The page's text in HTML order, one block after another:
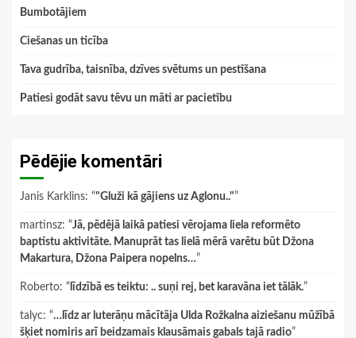
Bumbotājiem
Ciešanas un ticība
Tava gudrība, taisnība, dzīves svētums un pestīšana
Patiesi godāt savu tēvu un māti ar pacietību
Pēdējie komentāri
Janis Karklins: “"Gluži kā gājiens uz Aglonu.."”
martinsz: “Jā, pēdējā laikā patiesi vērojama liela reformēto
baptistu aktivitāte. Manuprāt tas lielā mērā varētu būt Džona
Makartura, Džona Paipera nopelns…”
Roberto: “ līdzībā es teiktu: .. suņi rej, bet karavāna iet tālāk.”
talyc: “…līdz ar luterāņu mācītāja Ulda Rožkalna aiziešanu mūžībā
šķiet nomiris arī beidzamais klausāmais gabals tajā radio”